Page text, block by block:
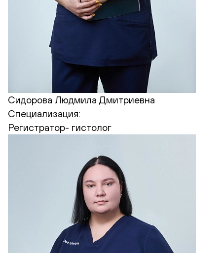
Сидорова Людмила Дмитриевна
Специализация:
Регистратор- гистолог